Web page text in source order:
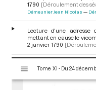
1790 [Déroulement des
Démeunier Jean Nicolas
Lecture d'une
mettant en cause le
2 janvier 1790
lors de la séance du 2
Mirabeau André Boniface
s
Tome XI - Du 24